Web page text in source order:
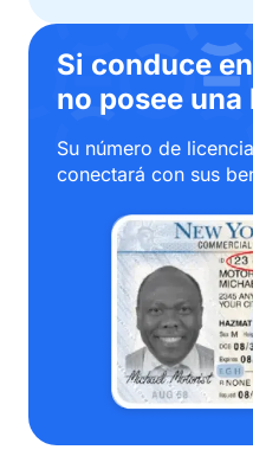
Si conduce
no posee
Su número de
conectará con sus